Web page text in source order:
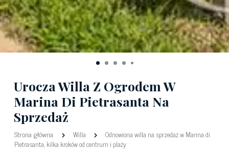
Urocza Willa Z Ogrodem W
Marina Di Pietrasanta Na
Sprzedaż
Strona główna Willa
Odnowiona willa na sprzedaż w Marina di
Pietrasanta, kilka kroków od centrum i plaży